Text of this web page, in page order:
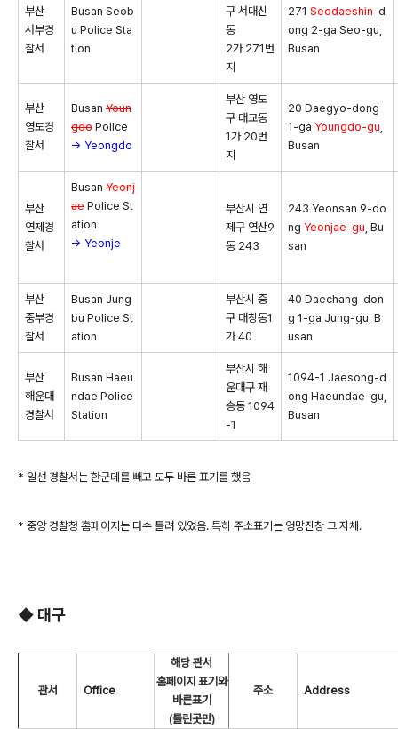
부산
서부경
찰서
Busan Seob
u Police Sta
tion
구 서대신
동
2가 271번
지
271 Seodaeshin-d
ong 2-ga Seo-gu,
Busan
부산
영도경
찰서
Busan Youn
gdo Police
→ Yeongdo
부산 영도
구 대교동
1가 20번
지
20 Daegyo-dong
1-ga Youngdo-gu
Busan
부산
연제경
찰서
Busan Yeonj
ae Police St
ation
→ Yeonje
부산시 연
제구 연산9
동 243
243 Yeonsan 9-do
ng Yeonjae-gu , Bu
san
부산
중부경
찰서
Busan Jung
bu Police St
ation
부산시 중
구 대창동1
가 40
40 Daechang-don
g 1-ga Jung-gu, B
usan
부산
해운대
경찰서
Busan Haeu
ndae Police
Station
부산시 해
운대구 재
송동 1094
-1
1094-1 Jaesong-d
ong Haeundae-gu,
Busan
* 일선 경찰서는 한군데를 빼고 모두 바른 표기를 했음
* 중앙 경찰청 홈페이지는 다수 틀려 있었음. 특히 주소표기는 엉망진창 그 자체.
◆ 대구
관서 Office
해당 관서
홈페이지 표기와
바른표기
(틀린곳만)
주소 Address